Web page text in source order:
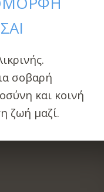
σοβαρή
και κοινή
ζωή μαζί.